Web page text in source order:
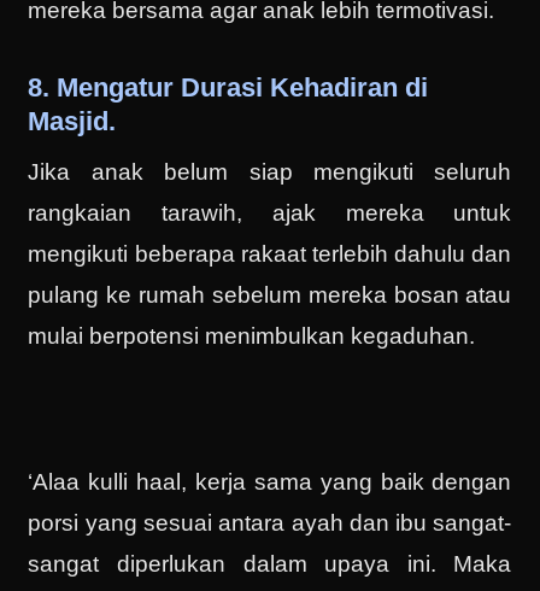
mereka bersama agar anak lebih termotivasi.
8. Mengatur Durasi Kehadiran di
Masjid.
Jika anak belum siap mengikuti seluruh
rangkaian tarawih, ajak mereka untuk
mengikuti beberapa rakaat terlebih dahulu dan
pulang ke rumah sebelum mereka bosan atau
mulai berpotensi menimbulkan kegaduhan.
‘Alaa kulli haal, kerja sama yang baik dengan
porsi yang sesuai antara ayah dan ibu sangat-
sangat diperlukan dalam upaya ini. Maka